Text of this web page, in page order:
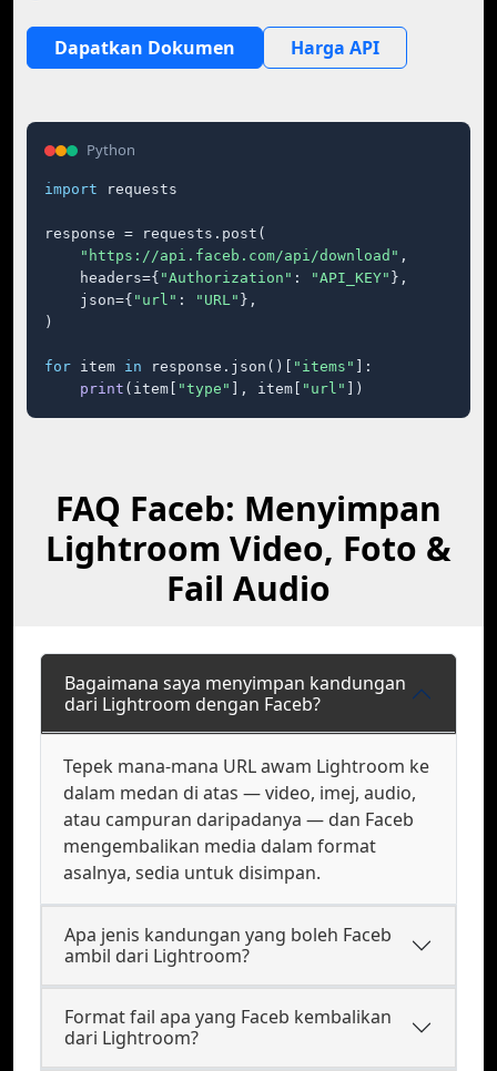
Dapatkan Dokumen Harga API
Python
import requests
response = requests.post(
"https://api.faceb.com/api/download" ,
    headers={
"Authorization" : "API_KEY" },
    json={
"url" : "URL" },
)
for item in response.json()[ "items"
]:
print (item[ "type" ], item[ "url" ])
FAQ Faceb: Menyimpan
Lightroom Video, Foto &
Fail Audio
Bagaimana saya menyimpan kandungan
dari Lightroom dengan Faceb?
Tepek mana-mana URL awam Lightroom ke
dalam medan di atas — video, imej, audio,
atau campuran daripadanya — dan Faceb
mengembalikan media dalam format
asalnya, sedia untuk disimpan.
Apa jenis kandungan yang boleh Faceb
ambil dari Lightroom?
Format fail apa yang Faceb kembalikan
dari Lightroom?